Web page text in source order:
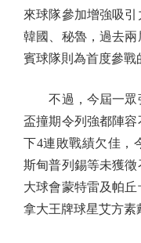
來球隊參加增強吸引
韓國、秘魯，過去
賓球隊則為首度參戰
不過，今屆一眾
盃撞期令列強都陣
下4連敗戰績欠佳，
斯甸普列錫等未獲
大球會蒙特雷及帕
拿大王牌球星艾方素